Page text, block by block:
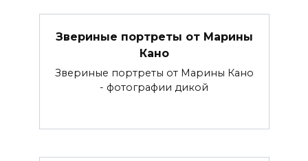
Звериные портреты от Марины
Кано
Звериные портреты от Марины Кано
- фотографии дикой